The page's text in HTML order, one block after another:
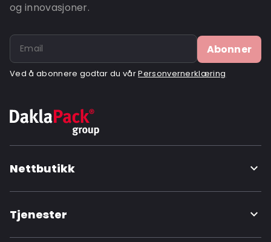
og innovasjoner.
Abonner
Ved å abonnere godtar du vårPersonvernerklæring
Nettbutikk
Tjenester